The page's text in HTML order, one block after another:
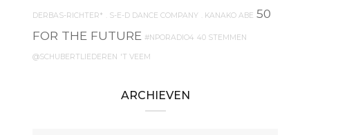
DERBAS-RICHTER* . S-E-D DANCE COMPANY . KANAKO ABE 50
FOR THE FUTURE #NPORADIO4 40 STEMMEN
@SCHUBERTLIEDEREN 'T VEEM
ARCHIEVEN